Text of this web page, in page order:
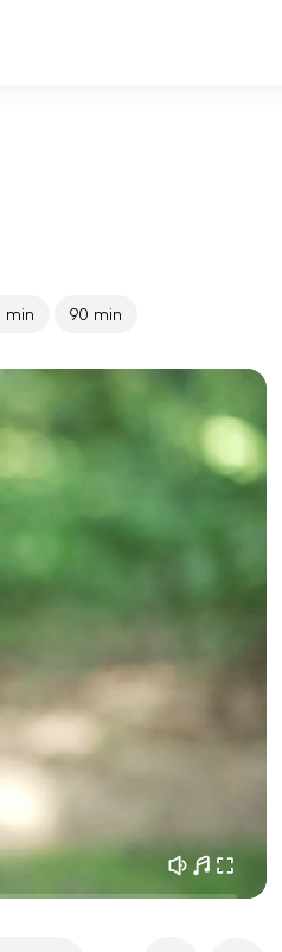
min 90 min
01:44
02:00
02:00